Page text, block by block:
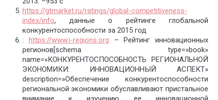
https://gtmarket.ru/ratings/global-competitiveness-
index/info, данные о рейтинге глобальной
конкурентоспособности за 2015 год
: https://www.i-regions.org – Рейтинг инновационных
регионов[schema type=»book»
name=»КОНКУРЕНТОСПОСОБНОСТЬ РЕГИОНАЛЬНОЙ
ЭКОНОМИКИ: ИННОВАЦИОННЫЙ АСПЕКТ»
description=»Обеспечение конкурентоспособности
региональной экономики обуславливают пристальное